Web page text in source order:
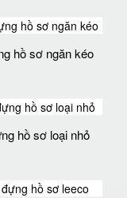
hồ sơ ngăn kéo
hồ sơ loại nhỏ